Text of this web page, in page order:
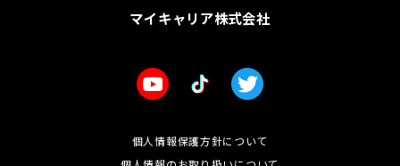
マイキャリア株式会社
個人情報保護方針について